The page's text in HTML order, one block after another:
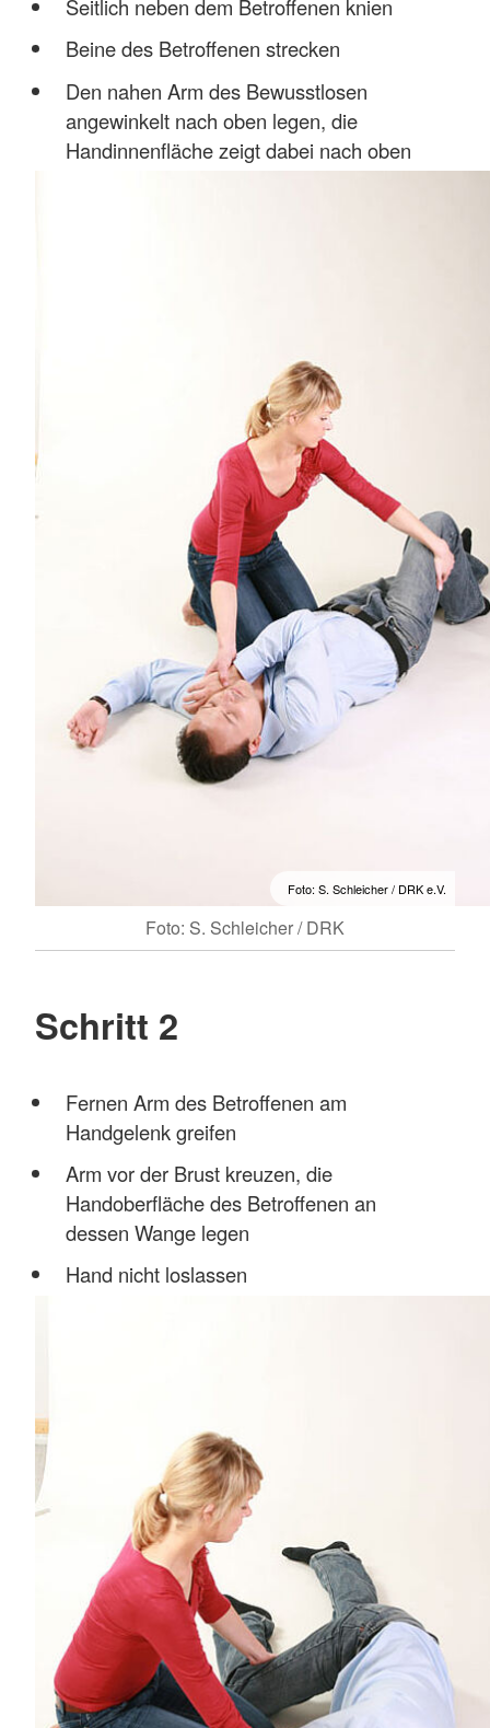
Seitlich neben dem Betroffenen knien
Beine des Betroffenen strecken
Den nahen Arm des Bewusstlosen
angewinkelt nach oben legen, die
Handinnenfläche zeigt dabei nach oben
Foto: S. Schleicher / DRK e.V.
Foto: S. Schleicher / DRK
Schritt 2
Fernen Arm des Betroffenen am
Handgelenk greifen
Arm vor der Brust kreuzen, die
Handoberfläche des Betroffenen an
dessen Wange legen
Hand nicht loslassen